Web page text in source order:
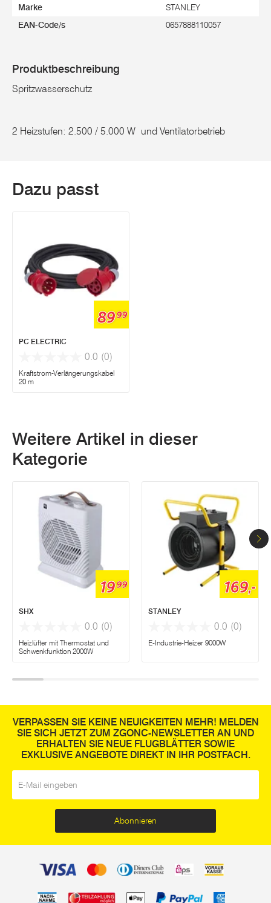
Marke STANLEY
EAN-Code/s 0657888110057
Produktbeschreibung
Spritzwasserschutz
2 Heizstufen: 2.500 / 5.000 W und Ventilatorbetrieb
Dazu passt
8999
PC ELECTRIC
0.0 (0)
Kraftstrom-Verlängerungskabel
20 m
Weitere Artikel in dieser
Kategorie
1999
SHX
0.0 (0)
Heizlüfter mit Thermostat und
Schwenkfunktion 2000W
169,-
STANLEY
0.0 (0)
E-Industrie-Heizer 9000W
VERPASSEN SIE KEINE NEUIGKEITEN MEHR! MELDEN
SIE SICH JETZT ZUM ZGONC-NEWSLETTER AN UND
ERHALTEN SIE NEUE FLUGBLÄTTER SOWIE
EXKLUSIVE ANGEBOTE DIREKT IN IHR POSTFACH.
Abonnieren